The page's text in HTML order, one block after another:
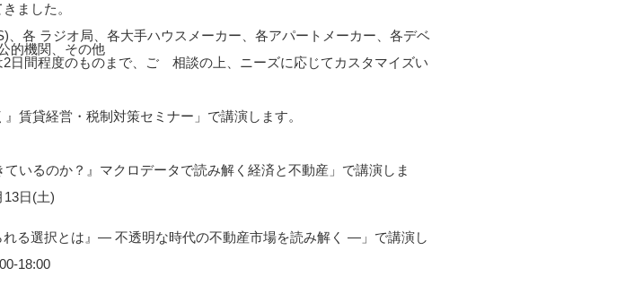
ました。
各 ラジオ局、各大手ハウスメーカー、各アパートメーカー、各デベ
的機関、その他
日間程度のものまで、ご゙相談の上、ニーズに応じてカスタマイズい
賃貸経営・税制対策セミナー」で講演します。
いるのか？』マクロデータで読み解く経済と不動産」で講演しま
日(土)
る選択とは』― 不透明な時代の不動産市場を読み解く ―」で講演し
18:00